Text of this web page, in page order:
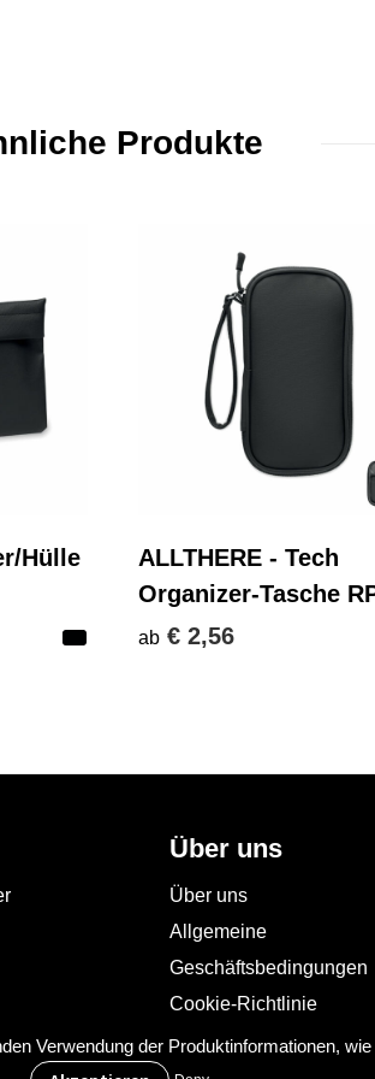
Produkte
Hülle
ALLTHERE - Tech
Organizer-Tasche
ab € 2,56
Über uns
Über uns
Allgemeine
Geschäftsbedingungen
Cookie-Richtlinie
Impressum
Verwendung der Produktinformationen,